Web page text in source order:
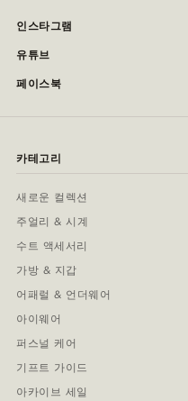
인스타그램
유튜브
페이스북
카테고리
새로운 컬렉션
주얼리 & 시계
수트 액세서리
가방 & 지갑
어패럴 & 언더웨어
아이웨어
퍼스널 케어
기프트 가이드
아카이브 세일